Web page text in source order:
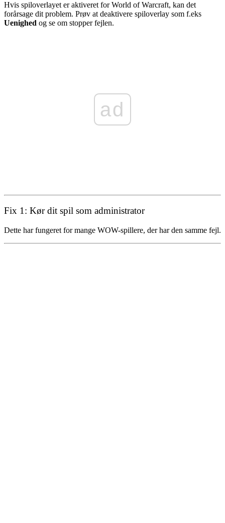
Hvis spiloverlayet er aktiveret for World of Warcraft, kan det
forårsage dit problem. Prøv at deaktivere spiloverlay som f.eks
Uenighed og se om stopper fejlen.
ad
Fix 1: Kør dit spil som administrator
Dette har fungeret for mange WOW-spillere, der har den samme fejl.